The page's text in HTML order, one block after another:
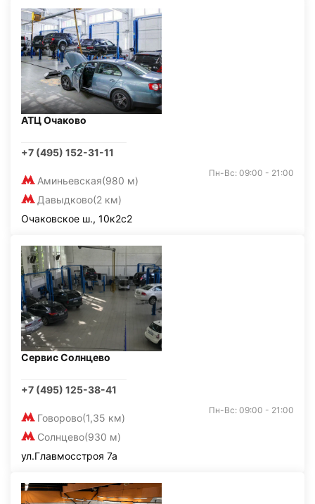
АТЦ Очаково
+7 (495) 152-31-11
Аминьевская(980 м)
Давыдково(2 км)
Пн-Вс: 09:00 - 21:00
Очаковское ш., 10к2с2
Сервис Солнцево
+7 (495) 125-38-41
Говорово(1,35 км)
Солнцево(930 м)
Пн-Вс: 09:00 - 21:00
ул.Главмосстроя 7а